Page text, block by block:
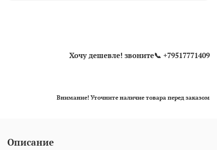
Хочу дешевле! звоните📞 +79517771409
Внимание! Уточните наличие товара перед заказом
Описание